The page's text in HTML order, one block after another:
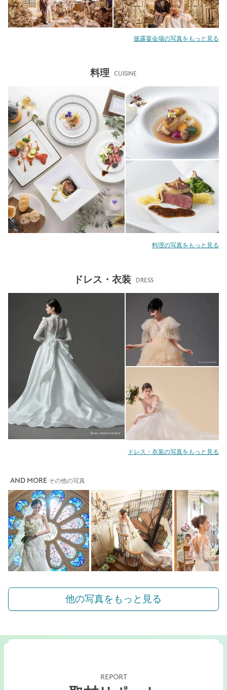
披露宴会場の写真をもっと見る
料理 CUISINE
料理の写真をもっと見る
ドレス・衣装 DRESS
ドレス・衣装の写真をもっと見る
AND MORE その他の写真
他の写真をもっと見る
REPORT